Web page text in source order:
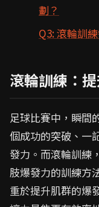
劃？
Q3: 滾輪訓
滾輪訓練：
足球比賽中，瞬間
個成功的突破、一
發力。而滾輪訓練
肢爆發力的訓練方
重於提升肌群的爆